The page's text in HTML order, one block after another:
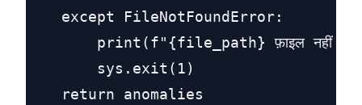
    except FileNotFoundError:
print(f"{file_path} फ़ाइल नहीं
        sys.exit(1)
    return anomalies